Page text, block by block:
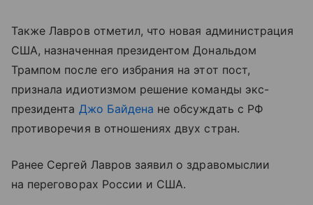
Также Лавров отметил, что новая администрация
США, назначенная президентом Дональдом
Трампом после его избрания на этот пост,
признала идиотизмом решение команды экс-
президента Джо Байдена не обсуждать с РФ
противоречия в отношениях двух стран.
Ранее Сергей Лавров заявил о здравомыслии
на переговорах России и США.